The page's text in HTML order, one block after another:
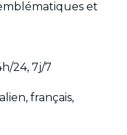
et
24, 7j/7
français,